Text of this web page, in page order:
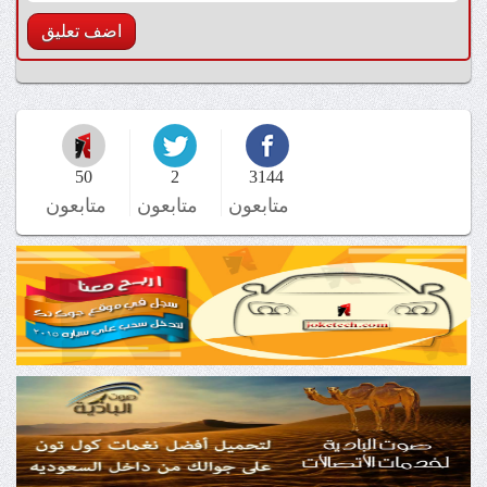
50
متابعون
2
متابعون
3144
متابعون